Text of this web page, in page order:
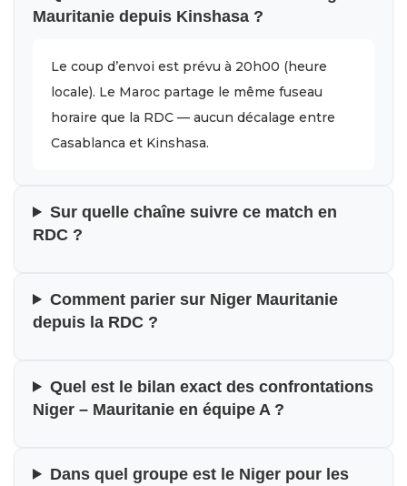
Mauritanie depuis Kinshasa ?
Le coup d’envoi est prévu à 20h00 (heure
locale). Le Maroc partage le même fuseau
horaire que la RDC — aucun décalage entre
Casablanca et Kinshasa.
Sur quelle chaîne suivre ce match en
RDC ?
Comment parier sur Niger Mauritanie
depuis la RDC ?
Quel est le bilan exact des confrontations
Niger – Mauritanie en équipe A ?
Dans quel groupe est le Niger pour les